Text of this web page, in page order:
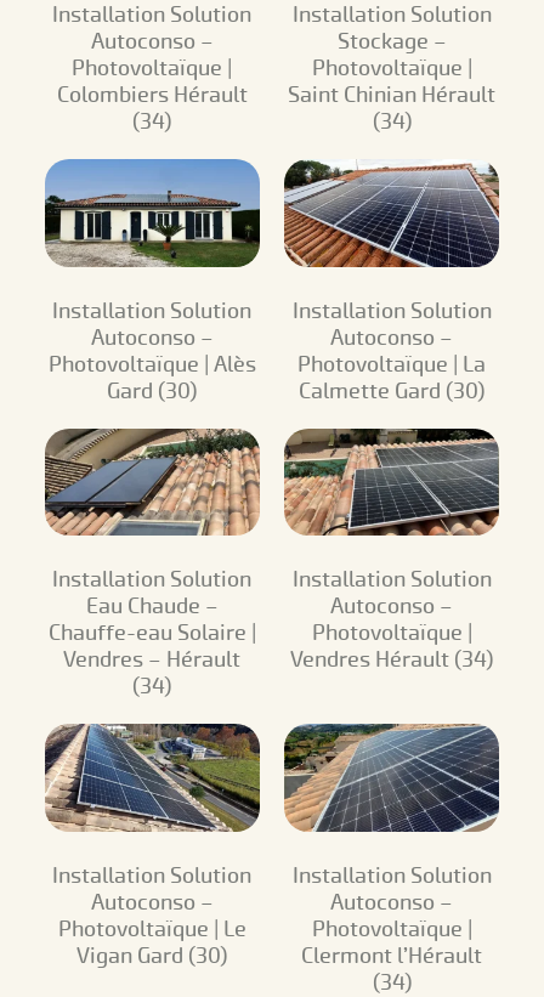
Installation Solution
Autoconso –
Photovoltaïque |
Colombiers Hérault
(34)
Installation Solution
Stockage –
Photovoltaïque |
Saint Chinian Hérault
(34)
Installation Solution
Autoconso –
Photovoltaïque | Alès
Gard (30)
Installation Solution
Autoconso –
Photovoltaïque | La
Calmette Gard (30)
Installation Solution
Eau Chaude –
Chauffe-eau Solaire |
Vendres – Hérault
(34)
Installation Solution
Autoconso –
Photovoltaïque |
Vendres Hérault (34)
Installation Solution
Autoconso –
Photovoltaïque | Le
Vigan Gard (30)
Installation Solution
Autoconso –
Photovoltaïque |
Clermont l’Hérault
(34)